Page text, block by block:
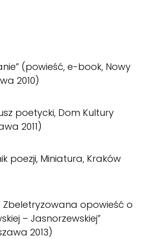
(powieść, e-book, Nowy
2010)
poetycki, Dom Kultury
2011)
poezji, Miniatura, Kraków
Zbeletryzowana opowieść o
– Jasnorzewskiej”
2013)